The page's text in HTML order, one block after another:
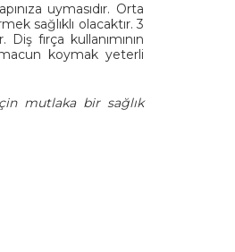
uymasıdır. Orta
sağlıklı olacaktır. 3
fırça kullanımının
koymak yeterli
mutlaka bir sağlık